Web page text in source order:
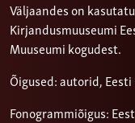
Väljaandes on
Kirjandusmuuseumi
Muuseumi kogudest.
Õigused: autorid,
Fonogrammiõigus: